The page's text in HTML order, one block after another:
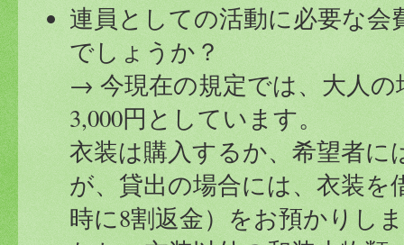
連員としての活動に必要な
でしょうか？
→ 今現在の規定では、大人
3,000円としています。
衣装は購入するか、希望者
が、貸出の場合には、衣装を
時に8割返金）をお預かりし